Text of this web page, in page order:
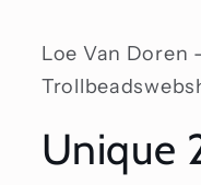
modaal
Loe Van Doren
Unique